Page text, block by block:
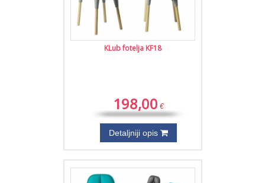
KLub fotelja KF18
198,00 €
Detaljniji opis